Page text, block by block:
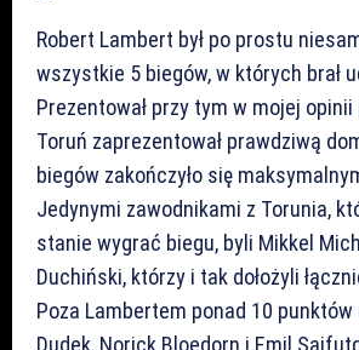
Robert Lambert był po prostu
wszystkie 5 biegów, w których brał
Prezentował przy tym w mojej opinii
Toruń zaprezentował prawdziwą
biegów zakończyło się
Jedynymi zawodnikami z Torunia,
stanie wygrać biegu, byli Mikkel
Duchiński, którzy i tak dołożyli
Poza Lambertem ponad 10
Dudek, Norick Bloedorn i Emil